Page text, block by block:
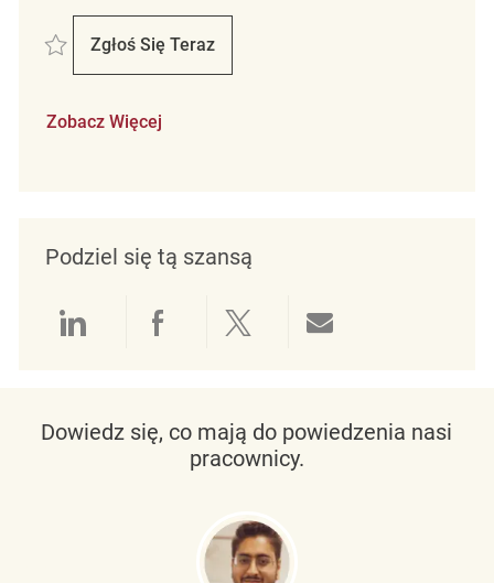
Zapisać Mitarbeiter im Verkauf m/w/d REQ138939
Zgłoś Się Teraz
Mitarbeiter Im Verkauf M/w/d
Zobacz Więcej
Podziel się tą szansą
Udostępnianie przez LinkedIn
Udostępnianie przez
Udostępnij przez
Dowiedz się, co mają do powiedzenia nasi
pracownicy.